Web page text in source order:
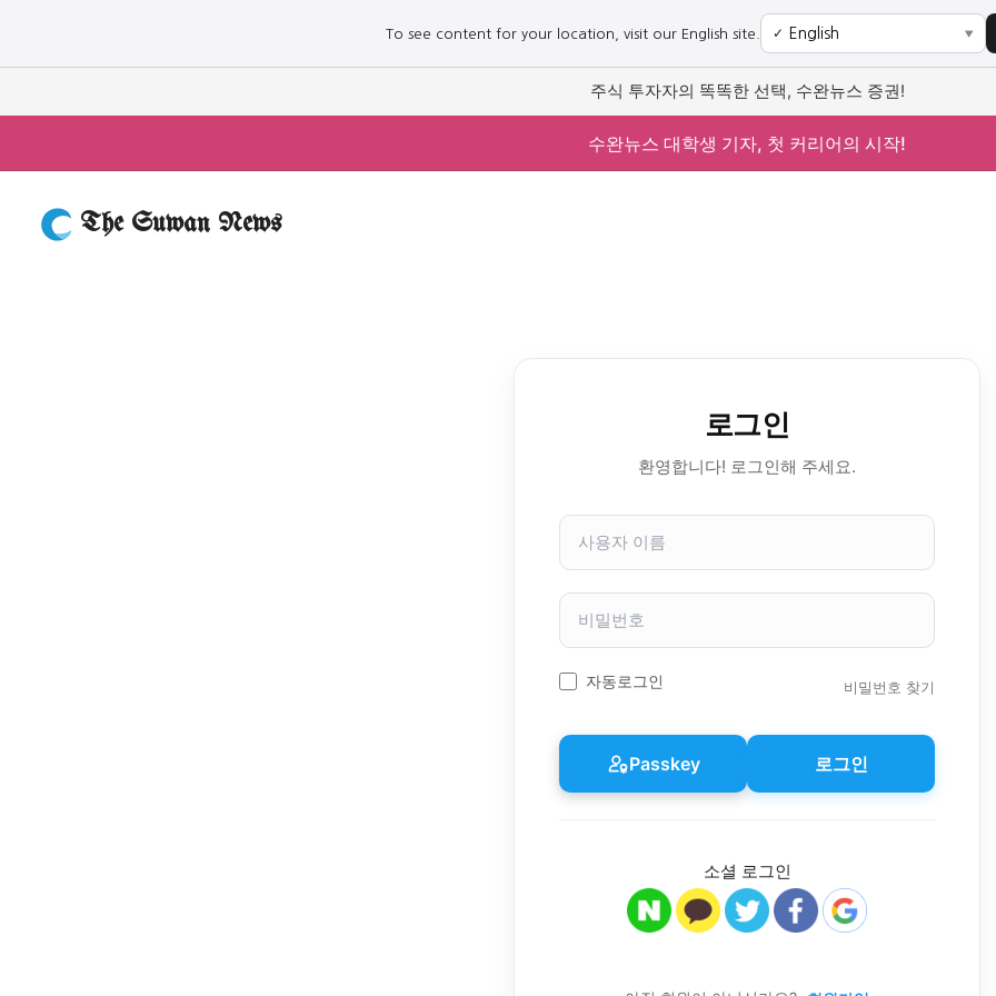
To see content for your location, visit our English site. ✓ ▼
주식 투자자의 똑똑한 선택, 수완뉴스 증권!
수완뉴스 대학생 기자, 첫 커리어의 시작!
The Suwan News
로그인
환영합니다! 로그인해 주세요.
사
자
이
비
번
호
자동로그인 비밀번호 찾기
Passkey 로그인
소셜 로그인